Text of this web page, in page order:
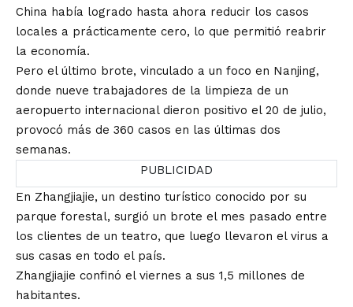
China había logrado hasta ahora reducir los casos
locales a prácticamente cero, lo que permitió reabrir
la economía.
Pero el último brote, vinculado a un foco en Nanjing,
donde nueve trabajadores de la limpieza de un
aeropuerto internacional dieron positivo el 20 de julio,
provocó más de 360 casos en las últimas dos
semanas.
PUBLICIDAD
En Zhangjiajie, un destino turístico conocido por su
parque forestal, surgió un brote el mes pasado entre
los clientes de un teatro, que luego llevaron el virus a
sus casas en todo el país.
Zhangjiajie confinó el viernes a sus 1,5 millones de
habitantes.